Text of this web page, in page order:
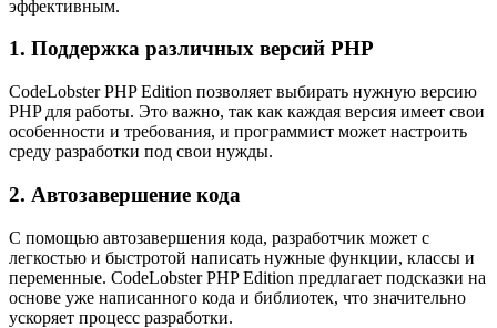
эффективным.
1. Поддержка различных версий PHP
CodeLobster PHP Edition позволяет выбирать нужную версию
PHP для работы. Это важно, так как каждая версия имеет свои
особенности и требования, и программист может настроить
среду разработки под свои нужды.
2. Автозавершение кода
С помощью автозавершения кода, разработчик может с
легкостью и быстротой написать нужные функции, классы и
переменные. CodeLobster PHP Edition предлагает подсказки на
основе уже написанного кода и библиотек, что значительно
ускоряет процесс разработки.